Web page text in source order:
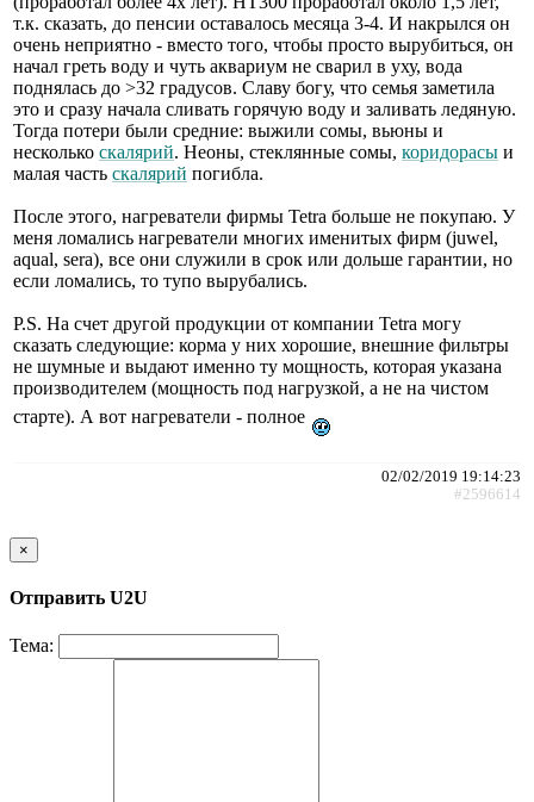
т.к. сказать, до пенсии оставалось месяца 3-4. И накрылся он
очень неприятно - вместо того, чтобы просто вырубиться, он
начал греть воду и чуть аквариум не сварил в уху, вода
поднялась до >32 градусов. Славу богу, что семья заметила
это и сразу начала сливать горячую воду и заливать ледяную.
Тогда потери были средние: выжили сомы, вьюны и
несколько скалярий. Неоны, стеклянные сомы, коридорасы и
малая часть скалярий погибла.
После этого, нагреватели фирмы Tetra больше не покупаю. У
меня ломались нагреватели многих именитых фирм (juwel,
aqual, sera), все они служили в срок или дольше гарантии, но
если ломались, то тупо вырубались.
P.S. На счет другой продукции от компании Tetra могу
сказать следующие: корма у них хорошие, внешние фильтры
не шумные и выдают именно ту мощность, которая указана
производителем (мощность под нагрузкой, а не на чистом
старте). А вот нагреватели - полное
02/02/2019 19:14:23
#2596614
×
Отправить U2U
Тема: